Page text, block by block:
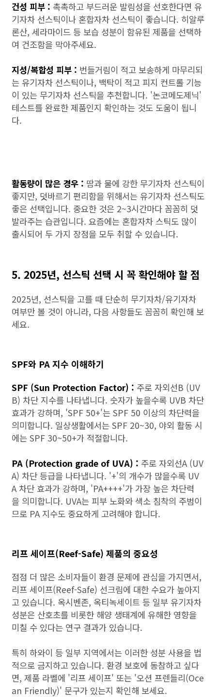
건성 피부 : 촉촉하고 부드러운 발림성을 선호한다면 유
기자차 선스틱이나 혼합자차 선스틱이 좋습니다. 히알루
론산, 세라마이드 등 보습 성분이 함유된 제품을 선택하
여 건조함을 막아주세요.
지성/복합성 피부 : 번들거림이 적고 보송하게 마무리되
는 유기자차 선스틱이나, 백탁이 적고 피지 컨트롤 기능
이 있는 무기자차 선스틱을 추천합니다. '논코메도제닉'
테스트를 완료한 제품인지 확인하는 것도 도움이 됩니
다.
활동량이 많은 경우 : 땀과 물에 강한 무기자차 선스틱이
좋지만, 덧바르기 편리함을 위해서는 유기자차 선스틱도
좋은 선택입니다. 중요한 것은 2~3시간마다 꼼꼼히 덧
발라주는 습관입니다. 요즘에는 혼합자차 스틱도 많이
출시되어 두 가지 장점을 모두 취할 수 있습니다.
5. 2025년, 선스틱 선택 시 꼭 확인해야 할 점
2025년, 선스틱을 고를 때 단순히 무기자차/유기자차
여부만 볼 것이 아니라, 다음 사항들도 꼼꼼히 확인해 보
세요.
SPF와 PA 지수 이해하기
SPF (Sun Protection Factor) : 주로 자외선B (UV
B) 차단 지수를 나타냅니다. 숫자가 높을수록 UVB 차단
효과가 강하며, 'SPF 50+'는 SPF 50 이상의 차단력을
의미합니다. 일상생활에서는 SPF 20~30, 야외 활동 시
에는 SPF 30~50+가 적절합니다.
PA (Protection grade of UVA) : 주로 자외선A (UV
A) 차단 등급을 나타냅니다. '+'의 개수가 많을수록 UV
A 차단 효과가 강하며, 'PA++++'가 가장 높은 차단력
을 의미합니다. UVA는 피부 노화와 색소 침착의 주범이
므로 PA 지수도 중요하게 고려해야 합니다.
리프 세이프(Reef-Safe) 제품의 중요성
점점 더 많은 소비자들이 환경 문제에 관심을 가지면서,
리프 세이프(Reef-Safe) 선크림에 대한 수요가 높아지
고 있습니다. 옥시벤존, 옥티녹세이트 등 일부 유기자차
성분은 산호초를 비롯한 해양 생태계에 유해한 영향을
미칠 수 있다는 연구 결과가 있습니다.
특히 하와이 등 일부 지역에서는 이러한 성분 사용을 법
적으로 금지하고 있습니다. 환경 보호에 동참하고 싶다
면, 제품 라벨에 '리프 세이프' 또는 '오션 프렌들리(Oce
an Friendly)' 문구가 있는지 확인해 보세요.